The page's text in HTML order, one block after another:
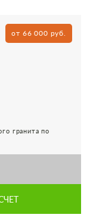
от 66 000 руб.
гранита по